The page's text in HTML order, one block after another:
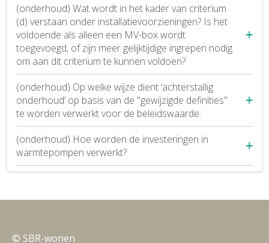
(onderhoud) Wat wordt in het kader van criterium
(d) verstaan onder installatievoorzieningen? Is het
voldoende als alleen een MV-box wordt
toegevoegd, of zijn meer gelijktijdige ingrepen nodig
om aan dit criterium te kunnen voldoen?
(onderhoud) Op welke wijze dient ‘achterstallig
onderhoud’ op basis van de "gewijzigde definities"
te worden verwerkt voor de beleidswaarde:
(onderhoud) Hoe worden de investeringen in
warmtepompen verwerkt?
© SBR-wonen